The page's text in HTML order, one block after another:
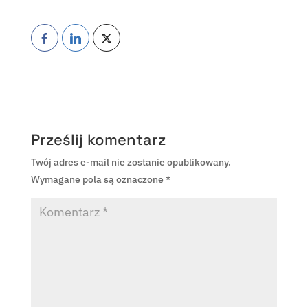
Prześlij komentarz
Twój adres e-mail nie zostanie opublikowany.
Wymagane pola są oznaczone*